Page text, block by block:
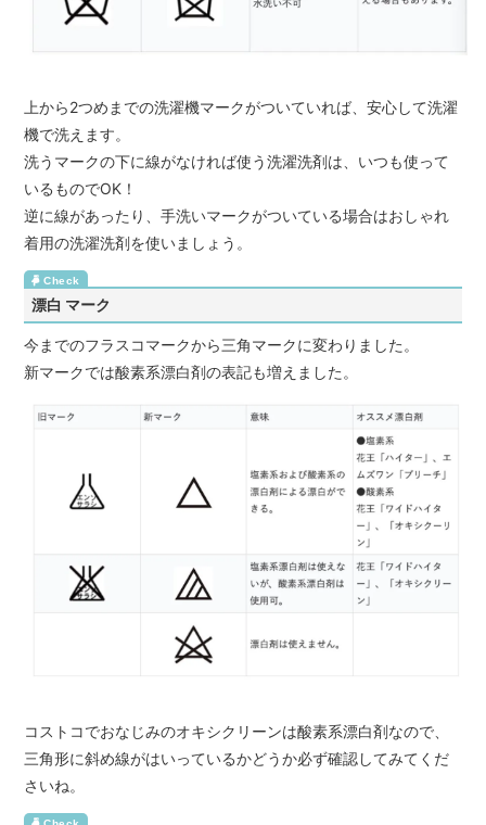
上から2つめまでの洗濯機マークがついていれば、安心して洗濯
機で洗えます。
洗うマークの下に線がなければ使う洗濯洗剤は、いつも使って
いるものでOK！
逆に線があったり、手洗いマークがついている場合はおしゃれ
着用の洗濯洗剤を使いましょう。
漂白 マーク
今までのフラスコマークから三角マークに変わりました。
新マークでは酸素系漂白剤の表記も増えました。
コストコでおなじみのオキシクリーンは酸素系漂白剤なので、
三角形に斜め線がはいっているかどうか必ず確認してみてくだ
さいね。